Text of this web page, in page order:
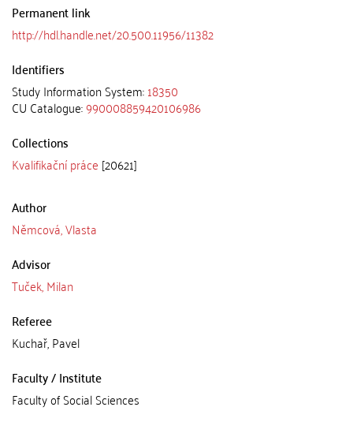
Permanent link
http://hdl.handle.net/20.500.11956/11382
Identifiers
Study Information System:18350
CU Catalogue:990008859420106986
Collections
Kvalifikační práce [20621]
Author
Němcová, Vlasta
Advisor
Tuček, Milan
Referee
Kuchař, Pavel
Faculty / Institute
Faculty of Social Sciences